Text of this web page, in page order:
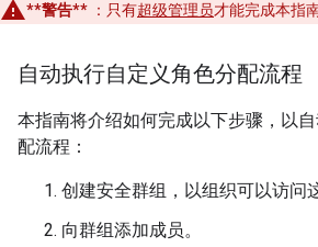
**警告** ：只有超级管理员才能完成本指
自动执行自定义角色分配流程
本指南将介绍如何完成以下步骤，以
配流程：
创建安全群组，以组织可以访问
向群组添加成员。